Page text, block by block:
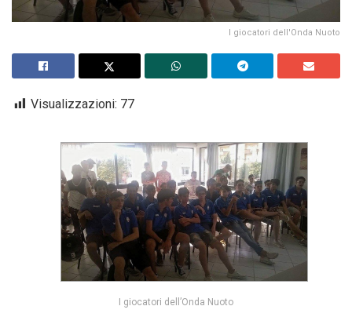
I giocatori dell'Onda Nuoto
Visualizzazioni: 77
I giocatori dell’Onda Nuoto